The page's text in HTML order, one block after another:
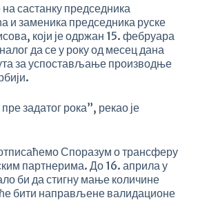
на састанку председника
и заменика председника руске
који је одржан 15. фебруара
да се у року од месец дана
за успостављање производње
задатог рока”, рекао је
Споразум о трансферу
партнерима. До 16. априла у
би да стигну мање количине
ће бити направљене валидационе